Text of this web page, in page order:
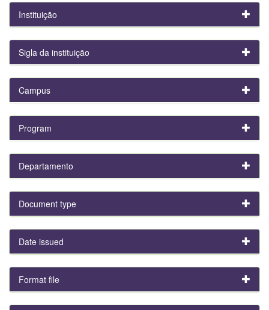
Instituição
Sigla da instituição
Campus
Program
Departamento
Document type
Date issued
Format file